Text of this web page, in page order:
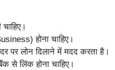
होना चाहिए।
पर लोन दिलाने में मदद करता है।
से लिंक होना चाहिए।